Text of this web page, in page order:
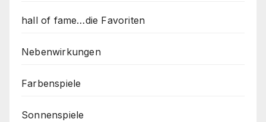
hall of fame…die Favoriten
Nebenwirkungen
Farbenspiele
Sonnenspiele